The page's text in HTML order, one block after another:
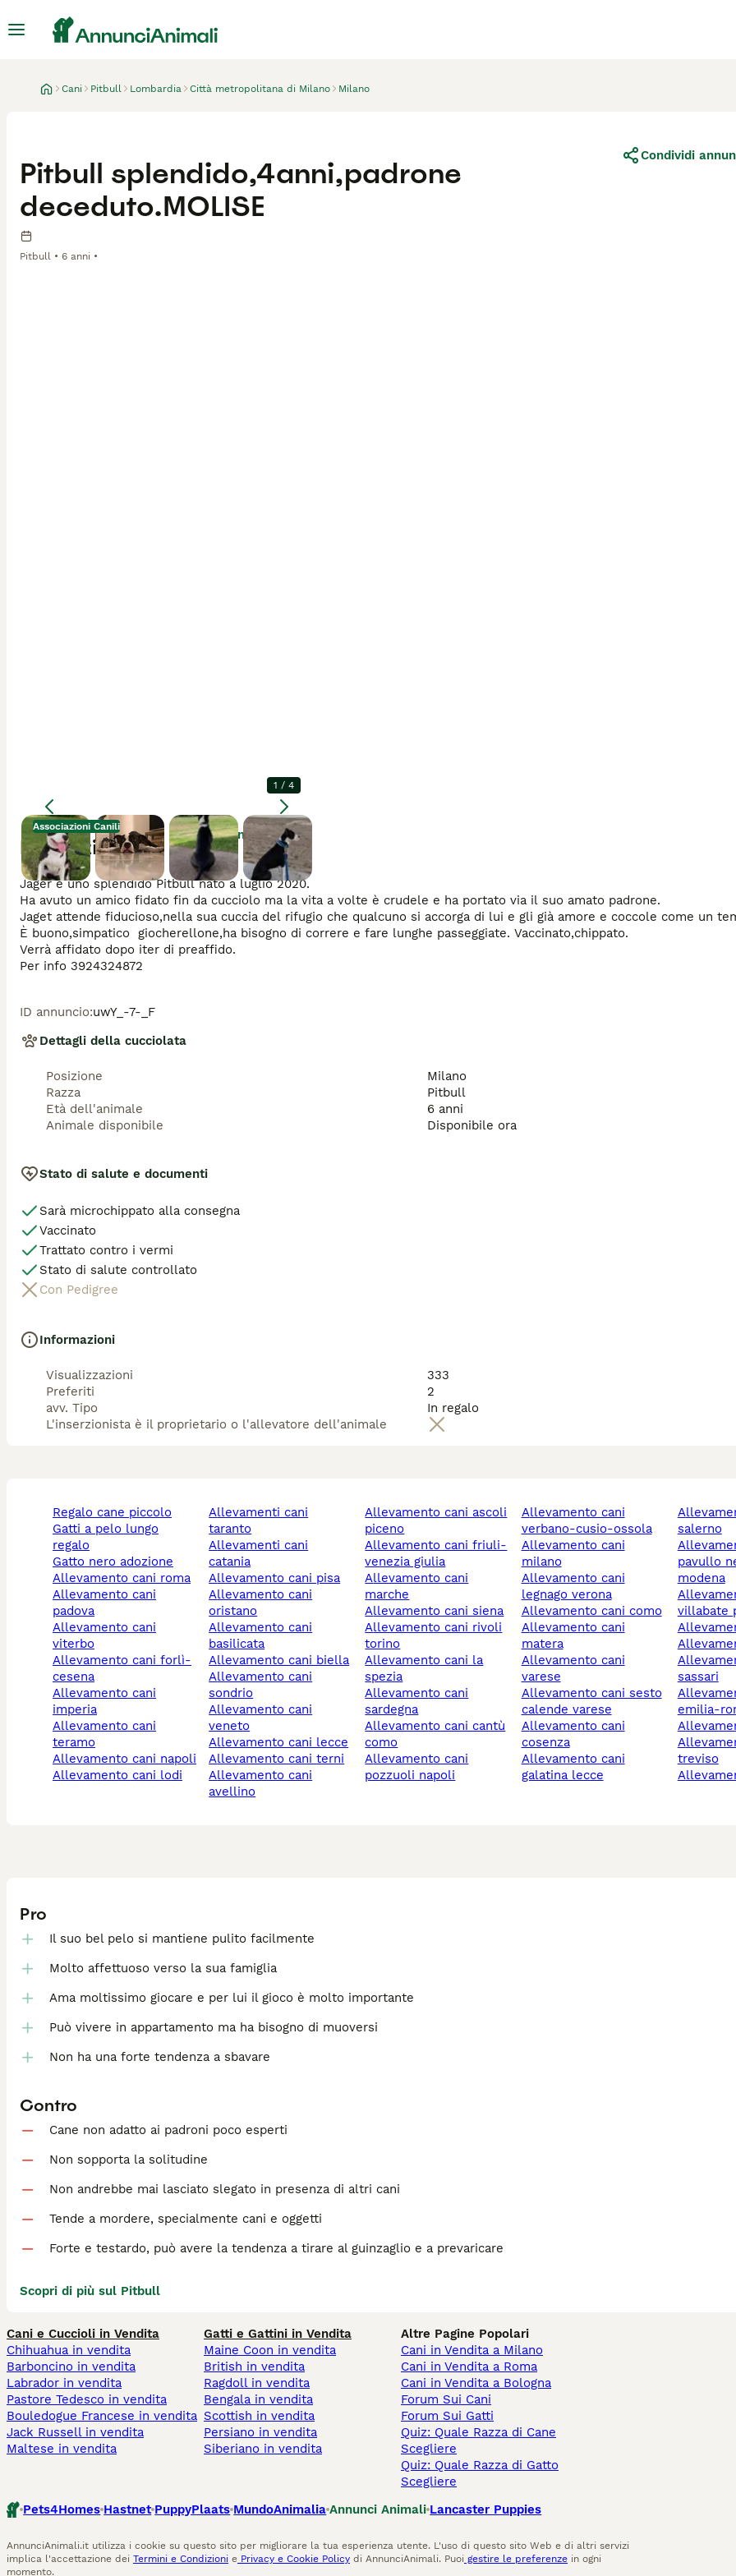
Cani Pitbull Lombardia Città metropolitana di Milano Milano
Associazioni Canili
Ingrandire
1 / 4
Pitbull splendido,4anni,padrone
deceduto.MOLISE
Pitbull 6 anni
Condividi
Descrizione
Jager è uno splendido Pitbull nato a luglio 2020.
Ha avuto un amico fidato fin da cucciolo ma la vita a volte è crudele e ha portato via il suo amato padrone.
Jaget attende fiducioso,nella sua cuccia del rifugio che qualcuno si accorga di lui e gli già amore e coccole come un
È buono,simpatico  giocherellone,ha bisogno di correre e fare lunghe passeggiate. Vaccinato,chippato.
Verrà affidato dopo iter di preaffido.
Per info 3924324872
ID annuncio:uwY_-7-_F
Dettagli della cucciolata
Posizione
Milano
Razza
Pitbull
Età dell'animale
6 anni
Animale disponibile
Disponibile ora
Stato di salute e documenti
Sarà microchippato alla consegna
Vaccinato
Trattato contro i vermi
Stato di salute controllato
Con Pedigree
Informazioni
Visualizzazioni
333
Preferiti
2
avv. Tipo
In regalo
L'inserzionista è il proprietario o l'allevatore dell'animale
regalo cane piccolo
gatti a pelo lungo
regalo
gatto nero adozione
allevamento cani roma
allevamento cani
padova
allevamento cani
viterbo
allevamento cani forlì-
cesena
allevamento cani
imperia
allevamento cani
teramo
allevamento cani napoli
allevamento cani lodi
allevamenti cani
taranto
allevamenti cani
catania
allevamento cani pisa
allevamento cani
oristano
allevamento cani
basilicata
allevamento cani biella
allevamento cani
sondrio
allevamento cani
veneto
allevamento cani lecce
allevamento cani terni
allevamento cani
avellino
allevamento cani ascoli
piceno
allevamento cani friuli-
venezia giulia
allevamento cani
marche
allevamento cani siena
allevamento cani rivoli
torino
allevamento cani la
spezia
allevamento cani
sardegna
allevamento cani cantù
como
allevamento cani
pozzuoli napoli
allevamento cani
verbano-cusio-ossola
allevamento cani
milano
allevamento cani
legnago verona
allevamento cani como
allevamento cani
matera
allevamento cani
varese
allevamento cani sesto
calende varese
allevamento cani
cosenza
allevamento cani
galatina lecce
allevamento cani
salerno
allevamento cani
pavullo
modena
allevamento cani
villabate
allevamento cani
sassari
allevamento cani
emilia-
allevamento cani
treviso
Pro
Il suo bel pelo si mantiene pulito facilmente
Molto affettuoso verso la sua famiglia
Ama moltissimo giocare e per lui il gioco è molto importante
Può vivere in appartamento ma ha bisogno di muoversi
Non ha una forte tendenza a sbavare
Contro
Cane non adatto ai padroni poco esperti
Non sopporta la solitudine
Non andrebbe mai lasciato slegato in presenza di altri cani
Tende a mordere, specialmente cani e oggetti
Forte e testardo, può avere la tendenza a tirare al guinzaglio e a prevaricare
Scopri di più sul Pitbull
Cani e Cuccioli in Vendita
Chihuahua in vendita
Barboncino in vendita
Labrador in vendita
Pastore Tedesco in vendita
Bouledogue Francese in vendita
Jack Russell in vendita
Maltese in vendita
Gatti e Gattini in Vendita
Maine Coon in vendita
British in vendita
Ragdoll in vendita
Bengala in vendita
Scottish in vendita
Persiano in vendita
Siberiano in vendita
Altre Pagine Popolari
Cani in Vendita a Milano
Cani in Vendita a Roma
Cani in Vendita a Bologna
Forum Sui Cani
Forum Sui Gatti
Quiz: Quale Razza di Cane
Scegliere
Quiz: Quale Razza di Gatto
Scegliere
Pets4Homes Hastnet PuppyPlaats MundoAnimalia Annunci Animali Lancaster Puppies
AnnunciAnimali.it utilizza i cookie su questo sito per migliorare la tua esperienza utente. L'uso di questo sito Web e di altri servizi
implica l'accettazione dei Termini e Condizioni e Privacy e Cookie Policy di AnnunciAnimali. Puoi gestire le preferenze in ogni
momento.